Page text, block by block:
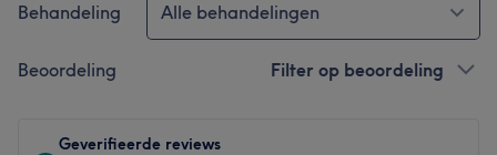
Behandeling Alle behandelingen
Beoordeling Filter op beoordeling
Geverifieerde reviews